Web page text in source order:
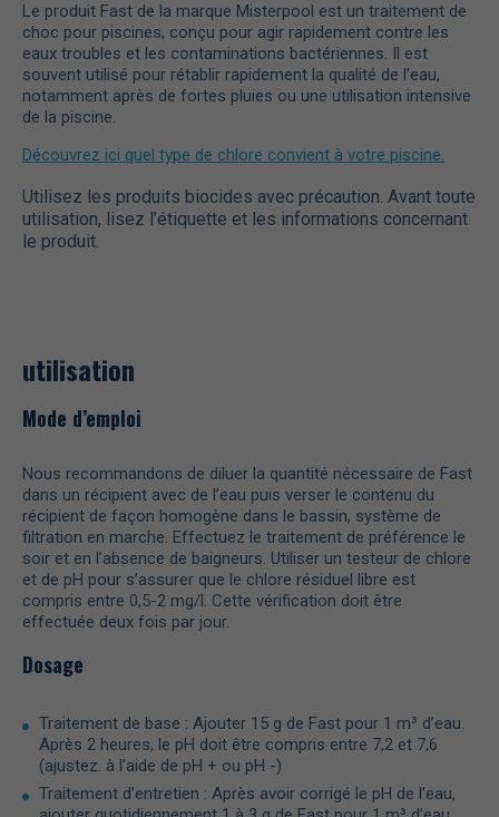
Le produit Fast de la marque Misterpool est un traitement de
choc pour piscines, conçu pour agir rapidement contre les
eaux troubles et les contaminations bactériennes. Il est
souvent utilisé pour rétablir rapidement la qualité de l’eau,
notamment après de fortes pluies ou une utilisation intensive
de la piscine.
Découvrez ici quel type de chlore convient à votre piscine.
Utilisez les produits biocides avec précaution. Avant toute
utilisation, lisez l’étiquette et les informations concernant
le produit.
utilisation
Mode d’emploi
Nous recommandons de diluer la quantité nécessaire de Fast
dans un récipient avec de l’eau puis verser le contenu du
récipient de façon homogène dans le bassin, système de
filtration en marche. Effectuez le traitement de préférence le
soir et en l’absence de baigneurs. Utiliser un testeur de chlore
et de pH pour s’assurer que le chlore résiduel libre est
compris entre 0,5-2 mg/l. Cette vérification doit être
effectuée deux fois par jour.
Dosage
Traitement de base : Ajouter 15 g de Fast pour 1 m³ d’eau.
Après 2 heures, le pH doit être compris entre 7,2 et 7,6
(ajustez. à l’aide de pH + ou pH -)
Traitement d’entretien : Après avoir corrigé le pH de l’eau,